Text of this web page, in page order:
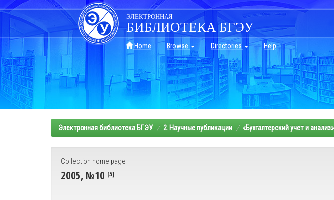
Skip
navigation
ЭЛЕКТРОННАЯ
БИБЛИОТЕКА БГЭУ
Home Browse Directories Help
Электронная библиотека БГЭУ 2. Научные публикации «Бухгалтерский учет и анализ»
Collection home page
2005, №10 [5]